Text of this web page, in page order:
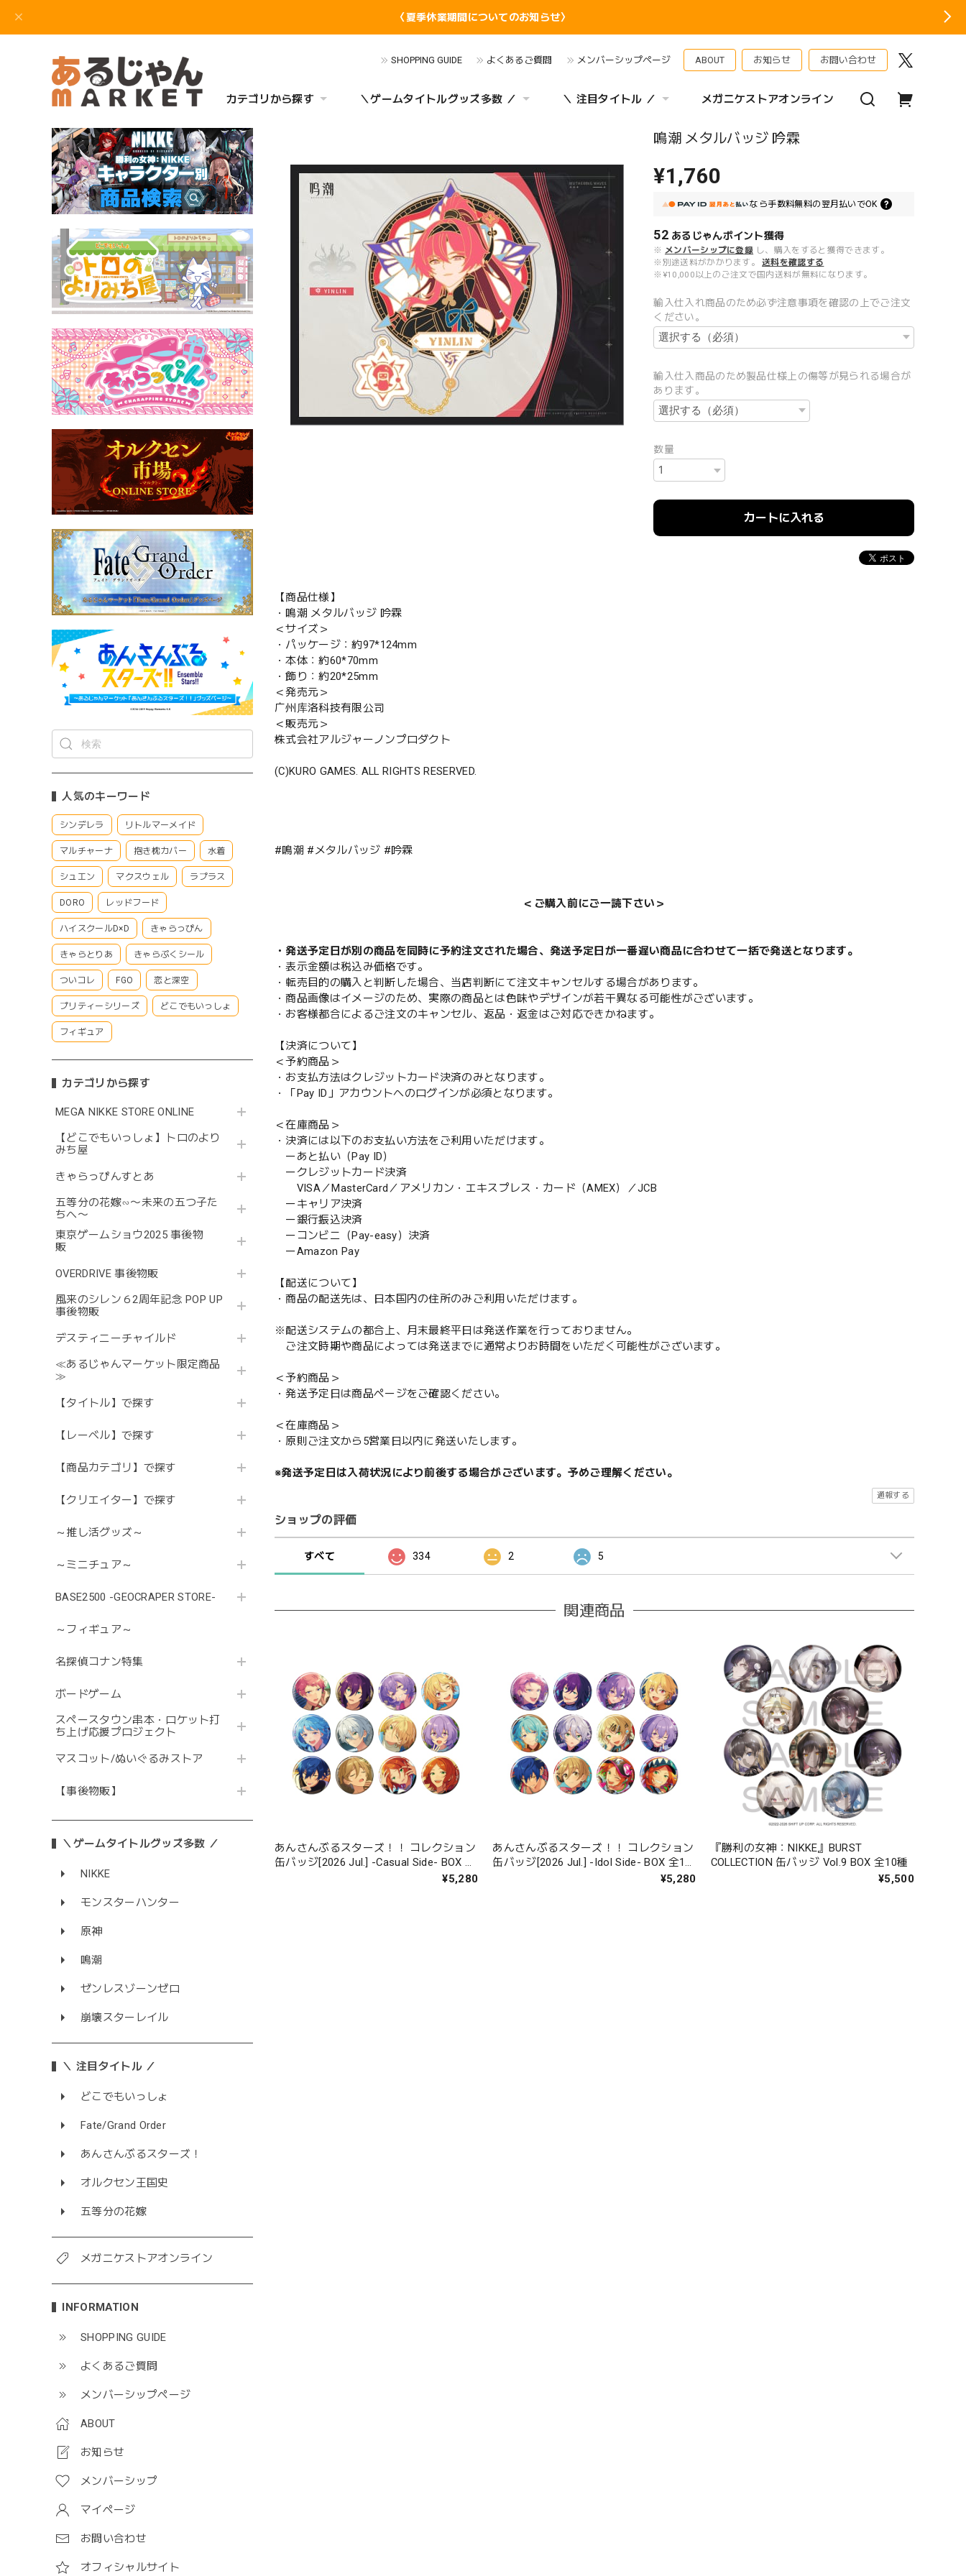
〈夏季休業期間についてのお知らせ〉
SHOPPING GUIDE よくあるご質問 メンバーシップページ ABOUT お知らせ お問い合わせ
カテゴリから探す ＼ゲームタイトルグッズ多数 ／ ＼ 注目タイトル ／ メガニケストアオンライン
人気のキーワード
シンデレラ リトルマーメイド
マルチャーナ 抱き枕カバー 水着
シュエン マクスウェル ラプラス
DORO レッドフード
ハイスクールD×D きゃらっぴん
きゃらとりあ きゃらぷくシール
ついコレ FGO 恋と深空
プリティーシリーズ どこでもいっしょ
フィギュア
カテゴリから探す
MEGA NIKKE STORE ONLINE
【どこでもいっしょ】トロのより
みち屋
きゃらっぴんすとあ
五等分の花嫁∽〜未来の五つ子た
ちへ〜
東京ゲームショウ2025 事後物
販
OVERDRIVE 事後物販
風来のシレン６2周年記念 POP UP
事後物販
デスティニーチャイルド
≪あるじゃんマーケット限定商品
≫
【タイトル】で探す
【レーベル】で探す
【商品カテゴリ】で探す
【クリエイター】で探す
～推し活グッズ～
～ミニチュア～
BASE2500 -GEOCRAPER STORE-
～フィギュア～
名探偵コナン特集
ボードゲーム
スペースタウン串本・ロケット打
ち上げ応援プロジェクト
マスコット/ぬいぐるみストア
【事後物販】
＼ゲームタイトルグッズ多数 ／
NIKKE
モンスターハンター
原神
鳴潮
ゼンレスゾーンゼロ
崩壊スターレイル
＼ 注目タイトル ／
どこでもいっしょ
Fate/Grand Order
あんさんぶるスターズ！
オルクセン王国史
五等分の花嫁
メガニケストアオンライン
INFORMATION
SHOPPING GUIDE
よくあるご質問
メンバーシップページ
ABOUT
お知らせ
メンバーシップ
マイページ
お問い合わせ
オフィシャルサイト
鳴潮 メタルバッジ 吟霖
¥1,760
なら手数料無料の 翌月払いでOK
52 あるじゃんポイント獲得
※ メンバーシップに登録 し、購入をすると獲得できます。
※別途送料がかかります。
送料を確認する
※¥10,000以上のご注文で国内送料が無料になります。
輸入仕入れ商品のため必ず注意事項を確認の上でご注文
ください。
輸入仕入商品のため製品仕様上の傷等が見られる場合が
あります。
数量
カートに入れる
【商品仕様】
・鳴潮 メタルバッジ 吟霖
＜サイズ＞
・パッケージ：約97*124mm
・本体：約60*70mm
・飾り：約20*25mm
＜発売元＞
广州库洛科技有限公司
＜販売元＞
株式会社アルジャーノンプロダクト
(C)KURO GAMES. ALL RIGHTS RESERVED.
#鳴潮 #メタルバッジ #吟霖
＜ご購入前にご一読下さい＞
・発送予定日が別の商品を同時に予約注文された場合、発送予定日が一番遅い商品に合わせて一括で発送となります。
・表示金額は税込み価格です。
・転売目的の購入と判断した場合、当店判断にて注文キャンセルする場合があります。
・商品画像はイメージのため、実際の商品とは色味やデザインが若干異なる可能性がございます。
・お客様都合によるご注文のキャンセル、返品・返金はご対応できかねます。
【決済について】
＜予約商品＞
・お支払方法はクレジットカード決済のみとなります。
・「Pay ID」アカウントへのログインが必須となります。
＜在庫商品＞
・決済には以下のお支払い方法をご利用いただけます。
ーあと払い（Pay ID）
ークレジットカード決済
VISA／MasterCard／アメリカン・エキスプレス・カード（AMEX）／JCB
ーキャリア決済
ー銀行振込決済
ーコンビニ（Pay-easy）決済
ーAmazon Pay
【配送について】
・商品の配送先は、日本国内の住所のみご利用いただけます。
※配送システムの都合上、月末最終平日は発送作業を行っておりません。
ご注文時期や商品によっては発送までに通常よりお時間をいただく可能性がございます。
＜予約商品＞
・発送予定日は商品ページをご確認ください。
＜在庫商品＞
・原則ご注文から5営業日以内に発送いたします。
※発送予定日は入荷状況により前後する場合がございます。予めご理解ください。
通報する
ショップの評価
すべて 334 2 5
関連商品
あんさんぶるスターズ！！ コレクション
缶バッジ[2026 Jul.] -Casual Side- BOX 全
¥5,280
あんさんぶるスターズ！！ コレクション
缶バッジ[2026 Jul.] -Idol Side- BOX 全12
¥5,280
『勝利の女神：NIKKE』BURST
COLLECTION 缶バッジ Vol.9 BOX 全10種
¥5,500